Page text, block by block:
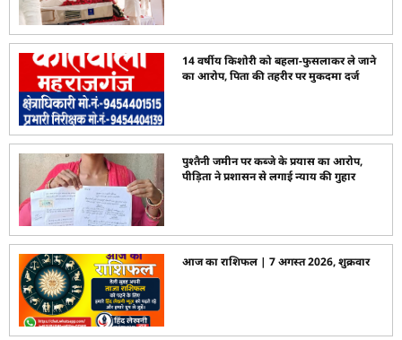
14 वर्षीय किशोरी को बहला-फुसलाकर ले जाने
का आरोप, पिता की तहरीर पर मुकदमा दर्ज
पुश्तैनी जमीन पर कब्जे के प्रयास का आरोप,
पीड़िता ने प्रशासन से लगाई न्याय की गुहार
आज का राशिफल | 7 अगस्त 2026, शुक्रवार